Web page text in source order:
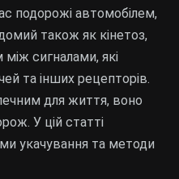
подорожі автомобілем,
також як кінетоз,
сигналами, які
та інших рецепторів.
для життя, воно
У цій статті
укачування та методи